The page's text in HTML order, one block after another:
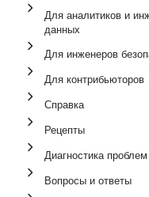
Для аналитиков и
данных
Для инженеров
Для контрибьюторов
Справка
Рецепты
Диагностика проблем
Вопросы и ответы